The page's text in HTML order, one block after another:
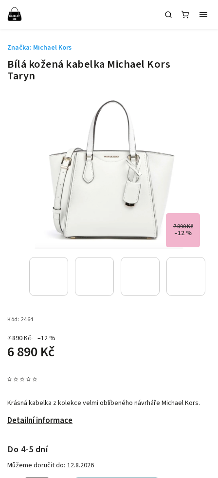
Bílá kožená kabelka Michael Kors
Taryn
7 890 Kč
–12 %
Kód: 2464
7 890 Kč –12 %
6 890 Kč
Krásná kabelka z kolekce velmi oblíbeného návrháře Michael Kors.
Detailní informace
Značka: Michael Kors
Do 4-5 dní
Můžeme doručit do: 12.8.2026